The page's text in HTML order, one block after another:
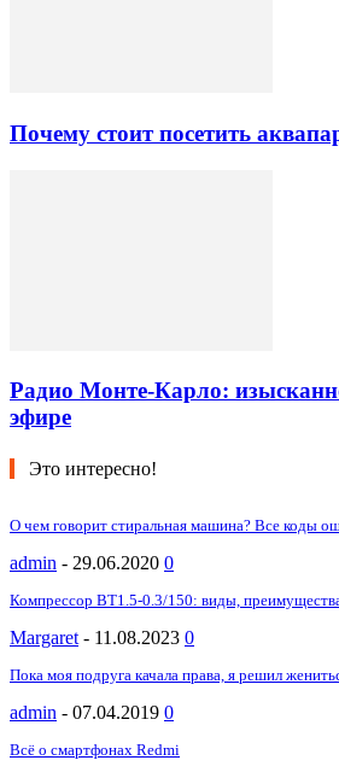
Почему стоит посетить
Радио Монте-Карло:
эфире
Это интересно!
О чем говорит стиральная машина? Все коды
admin - 29.06.2020 0
Компрессор ВТ1.5-0.3/150: виды,
Margaret - 11.08.2023 0
Пока моя подруга качала права, я решил
admin - 07.04.2019 0
Всё о смартфонах Redmi